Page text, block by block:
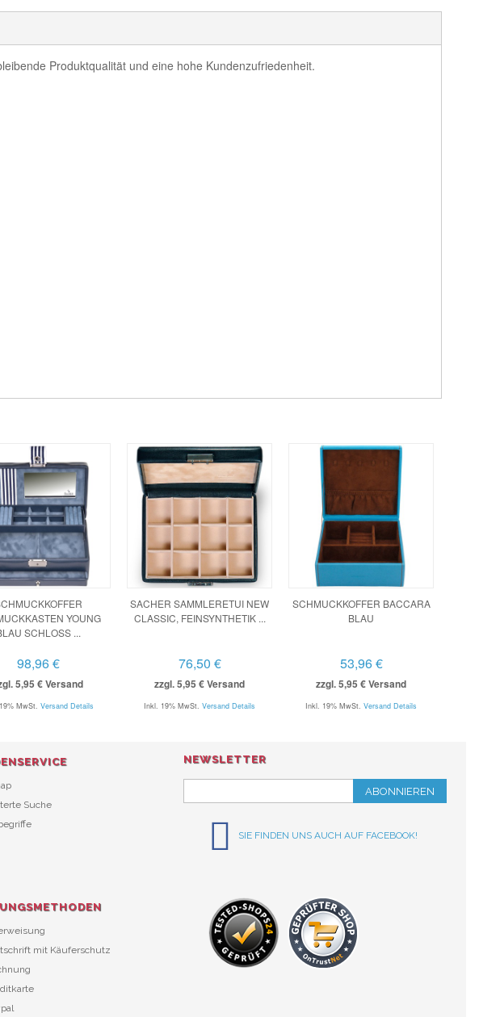
Produktqualität und eine hohe Kundenzufriedenheit.
YOUNG
SCHLOSS ...
98,96 €
5,95 € Versand
MwSt. Versand Details
SACHER SAMMLERETUI NEW
CLASSIC, FEINSYNTHETIK ...
76,50 €
zzgl. 5,95 € Versand
Inkl. 19% MwSt. Versand Details
SCHMUCKKOFFER BACCARA
BLAU
53,96 €
zzgl. 5,95 € Versand
Inkl. 19% MwSt. Versand Details
NEWSLETTER
ABONNIEREN
SIE FINDEN UNS AUCH AUF FACEBOOK!
Suche
mit Käuferschutz